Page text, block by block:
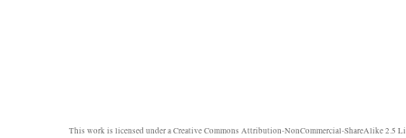
This work is licensed under aCreative Commons Attribution-NonCommercial-ShareAlike 2.5